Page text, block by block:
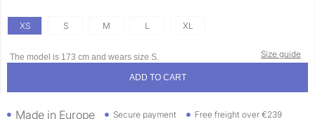
XS S M L XL
Size guide
The model is 173 cm and wears size S.
ADD TO CART
Made in Europe Secure payment Free freight over €239